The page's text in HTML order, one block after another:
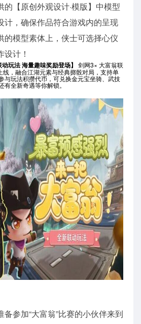
【原创外观设计·模版】中模型
计，确保作品符合游戏内的呈现
的模型素体上，侠士可选择心仪
计！
玩法 海量趣味奖励登场】 剑网3× 大富翁联
，融合江湖元素与经典掷骰对局，支持单
与玩法积攒代币，可兑换金元宝坐骑、武技
有全新奇遇等你解锁。
参加“大富翁”比赛的小伙伴来到